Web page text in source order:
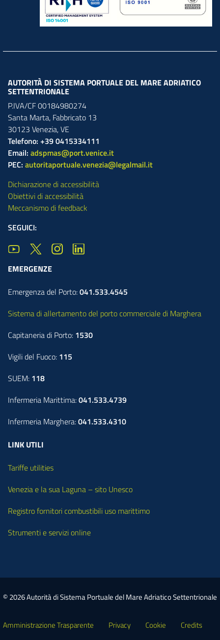
AUTORITÀ DI SISTEMA PORTUALE DEL MARE ADRIATICO
SETTENTRIONALE
P.IVA/CF 00184980274
Santa Marta, Fabbricato 13
30123 Venezia,VE
Telefono: +39 0415334111
Email: adspmas@port.venice.it
PEC: autoritaportuale.venezia@legalmail.it
Dichiarazione di accessibilità
Obiettivi di accessibilità
Meccanismo di feedback
SEGUICI:
EMERGENZE
Emergenza del Porto:041.533.4545
Sistema di allertamento del porto commerciale di Marghera
Capitaneria di Porto: 1530
Vigili del Fuoco: 115
SUEM: 118
Infermeria Marittima:041.533.4739
Infermeria Marghera:041.533.4310
LINK UTILI
Tariffe utilities
Venezia e la sua Laguna – sito Unesco
Registro fornitori combustibili uso marittimo
Strumenti e servizi online
© 2026 Autorità di Sistema Portuale del Mare Adriatico Settentrionale
Amministrazione Trasparente Privacy Cookie Credits